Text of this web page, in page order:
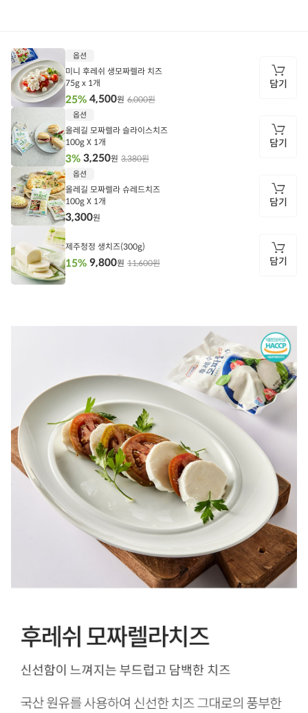
상
품
정
보
담
옵션
미니 후레쉬 생모짜렐라 치즈
75g x 1개
6,000원
25% 4,500원
담기
담
기
옵션
올레길 모짜렐라 슬라이스치즈
100g X 1개
3,380원
3% 3,250원
담기
담
기
옵션
올레길 모짜렐라 슈레드치즈
100g X 1개
3,300원
담기
담
제주청정 생치즈(300g)
11,600원
15% 9,800원 담기